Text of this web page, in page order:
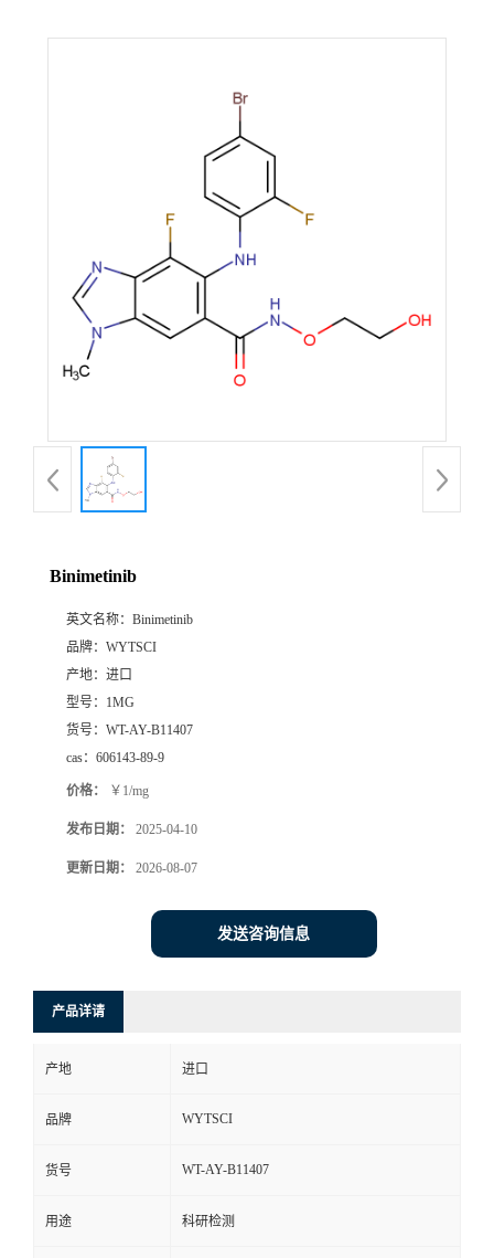
Binimetinib
英文名称： Binimetinib
品牌： WYTSCI
产地： 进口
型号： 1MG
货号： WT-AY-B11407
cas： 606143-89-9
价格： ￥1/mg
发布日期： 2025-04-10
更新日期： 2026-08-07
发送咨询信息
产品详请
产地 进口
品牌 WYTSCI
货号 WT-AY-B11407
用途 科研检测